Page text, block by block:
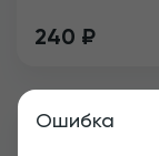
Ошибка
240 ₽